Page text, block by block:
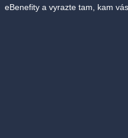
eBenefity a vyrazte tam, kam